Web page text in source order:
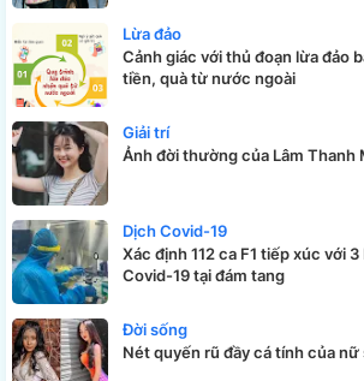
Lừa đảo
Cảnh giác với thủ đoạn lừa đảo
tiền, quà từ nước ngoài
Giải trí
Ảnh đời thường của Lâm Thanh
Dịch Covid-19
Xác định 112 ca F1 tiếp xúc với
Covid-19 tại đám tang
Đời sống
Nét quyến rũ đầy cá tính của nữ